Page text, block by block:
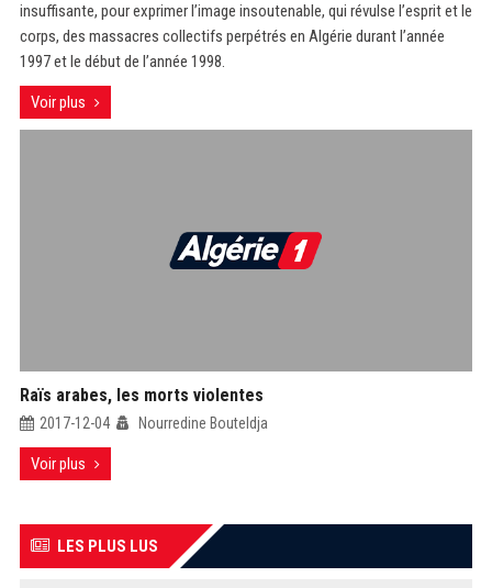
insuffisante, pour exprimer l’image insoutenable, qui révulse l’esprit et le
corps, des massacres collectifs perpétrés en Algérie durant l’année
1997 et le début de l’année 1998.
Voir plus
Raïs arabes, les morts violentes
2017-12-04 Nourredine Bouteldja
Voir plus
LES PLUS LUS